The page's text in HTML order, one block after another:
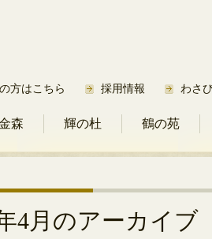
方はこちら 採用情報 わさ
森 輝の杜 鶴の苑
4月 のアーカイブ